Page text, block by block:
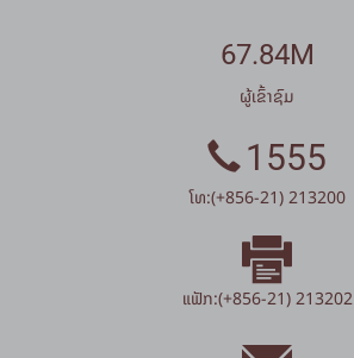
67.84M
ຜູ້ເຂົ້າຊົມ
1555
ໂທ:(+856-21) 213200
ແຟັກ:(+856-21) 213202